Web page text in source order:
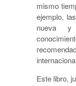
mismo
ejemplo,
nueva y
Este libro,